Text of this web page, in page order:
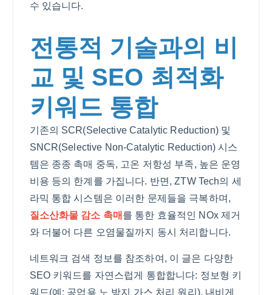
수 있습니다.
전통적 기술과의 비
교 및 SEO 최적화
키워드 통합
기존의 SCR(Selective Catalytic Reduction) 및
SNCR(Selective Non-Catalytic Reduction) 시스
템은 종종 촉매 중독, 고온 저항성 부족, 높은 운영
비용 등의 한계를 가집니다. 반면, ZTW Tech의 세
라믹 통합 시스템은 이러한 문제들을 극복하며,
질소산화물 감소 촉매 를 통한 효율적인 NOx 제거
와 더불어 다른 오염물질까지 동시 처리합니다.
네트워크 검색 정보를 참조하여, 이 글은 다양한
SEO 키워드를 자연스럽게 통합합니다: 정보형 키
워드(예: 공업용 노 방지 가스 처리 원리), 내비게